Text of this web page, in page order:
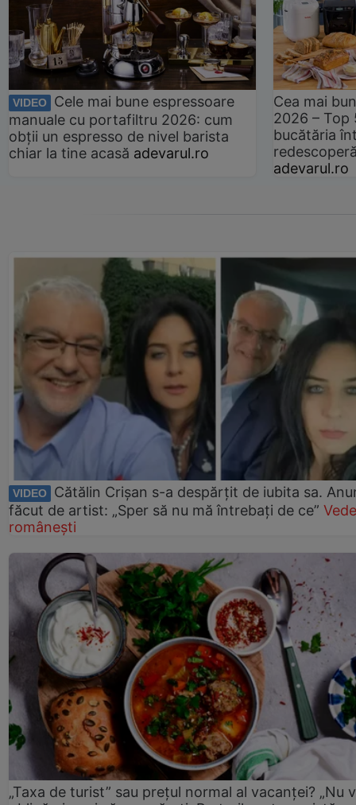
VIDEO
Cele mai bune espressoare
manuale cu portafiltru 2026: cum
obții un espresso de nivel barista
chiar la tine acasă adevarul.ro
Cea mai
2026 –
bucătăria
adevarul.ro
VIDEO
Cătălin Crișan s-a despărțit de iubita sa.
făcut de artist: „Sper să nu mă întrebați de ce”
românești
„Taxa de turist” sau prețul normal al vacanței? „Nu